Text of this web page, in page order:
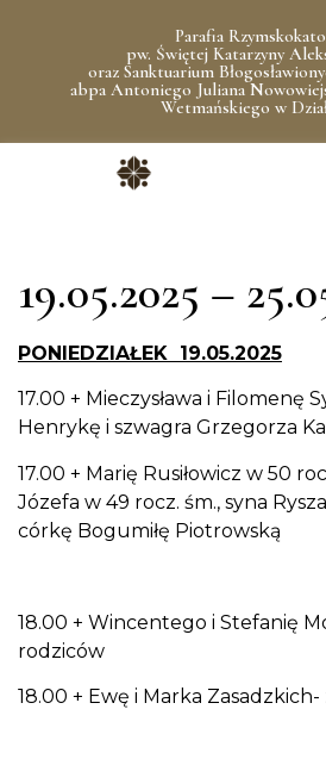
Parafia
pw. Świętej Katarzyny
oraz Sanktuarium
abpa Antoniego Juliana
Wetmańskiego w
19.05.2025 –
PONIEDZIAŁEK 19.05.2025
17.00 + Mieczysława i Filomenę
Henrykę i szwagra Grzegorza
17.00 + Marię Rusiłowicz w 50
Józefa w 49 rocz. śm., syna
córkę Bogumiłę Piotrowską
18.00 + Wincentego i Stefanię
rodziców
18.00 + Ewę i Marka